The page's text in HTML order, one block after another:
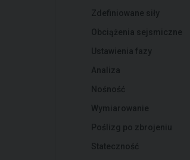
Zdefiniowane siły
Obciążenia sejsmiczne
Ustawienia fazy
Analiza
Nośność
Wymiarowanie
Poślizg po zbrojeniu
Stateczność